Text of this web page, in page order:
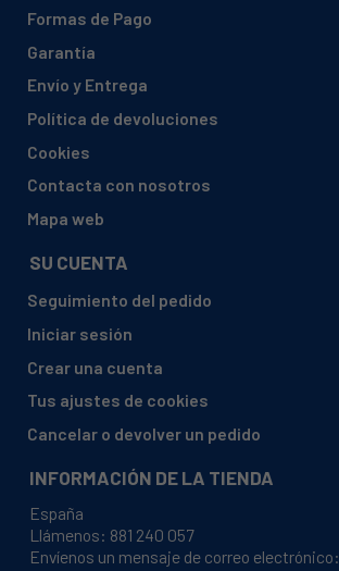
BAUKNECHT, EV245-2
BAUKNECHT, EV48
BAUKNECHT, EV48DB
BAUKNECHT, IK440023KUEHLSC
BAUKNECHT, KDIC1511
BAUKNECHT, KDIC1511KUEHLSC
BAUKNECHT, KDIC1512KUEHLSC
Formas de Pago
Garantía
Envío y Entrega
Política de devoluciones
Cookies
Contacta con nosotros
Mapa web
SU CUENTA
Seguimiento del pedido
Iniciar sesión
Crear una cuenta
Tus ajustes de cookies
Cancelar o devolver un pedido
INFORMACIÓN DE LA TIENDA
España
Llámenos: 881 240 057
Envíenos un mensaje de correo electrónico: